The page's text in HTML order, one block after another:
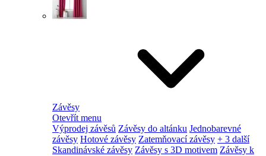
Závěsy
Otevřít menu
Výprodej závěsů Závěsy do altánku Jednobarevné
závěsy Hotové závěsy Zatemňovací závěsy + 3 další
Skandinávské závěsy Závěsy s 3D motivem Závěsy k